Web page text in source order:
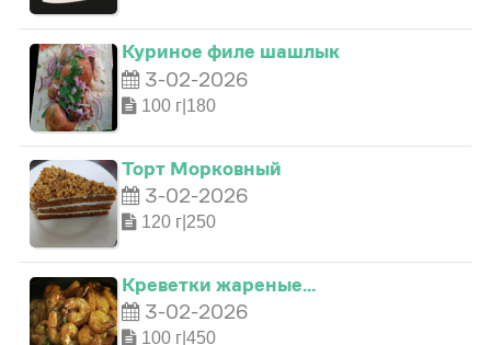
Куриное филе шашлык
3-02-2026
100 г|180
Торт Морковный
3-02-2026
120 г|250
Креветки жареные…
3-02-2026
100 г|450
1
2
3
0
2
3 1